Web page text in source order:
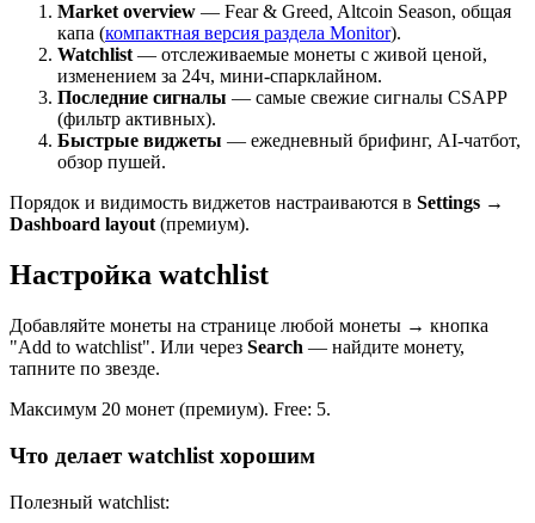
Market overview — Fear & Greed, Altcoin Season, общая
капа (компактная версия раздела Monitor).
Watchlist — отслеживаемые монеты с живой ценой,
изменением за 24ч, мини-спарклайном.
Последние сигналы — самые свежие сигналы CSAPP
(фильтр активных).
Быстрые виджеты — ежедневный брифинг, AI-чатбот,
обзор пушей.
Порядок и видимость виджетов настраиваются в Settings →
Dashboard layout (премиум).
Настройка watchlist
Добавляйте монеты на странице любой монеты → кнопка
"Add to watchlist". Или через Search — найдите монету,
тапните по звезде.
Максимум 20 монет (премиум). Free: 5.
Что делает watchlist хорошим
Полезный watchlist: